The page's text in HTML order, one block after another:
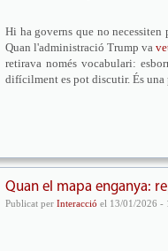
Hi ha governs que no
Quan l'administració Trump va
retirava només vocabulari:
difícilment es pot discutir. És
Quan el mapa enganya:
Publicat per Interacció el 13/01/2026 -